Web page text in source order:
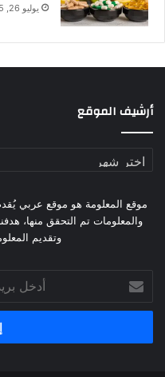
يوليو 26, 2025
أرشيف الموقع
أرشيف
موقع المعلومة هو موقع عربي
والمعلومات تم التحقق منها،
وتقديم
بريدك
الإلكتروني